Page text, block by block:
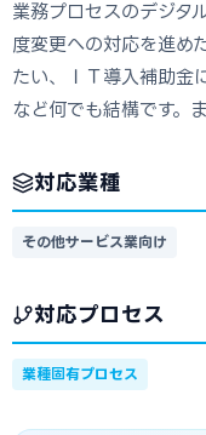
業務プロセスのデジタ
度変更への対応を進め
たい、ＩＴ導⼊補助⾦
など何でも結構です。
対応業種
その他サービス業向け
対応プロセス
業種固有プロセス